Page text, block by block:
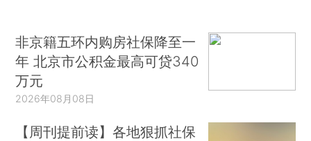
非京籍五环内购房社保降至一
年 北京市公积金最高可贷340
万元
2026年08月08日
【周刊提前读】各地狠抓社保